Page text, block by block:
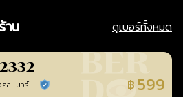
าน ดูเบอร์ทั้งหมด
อภิญญาเบอร์มงคล เบอร์สวยเลขศาสตร์ ร้านยืนยันแล้ว ฿ 599